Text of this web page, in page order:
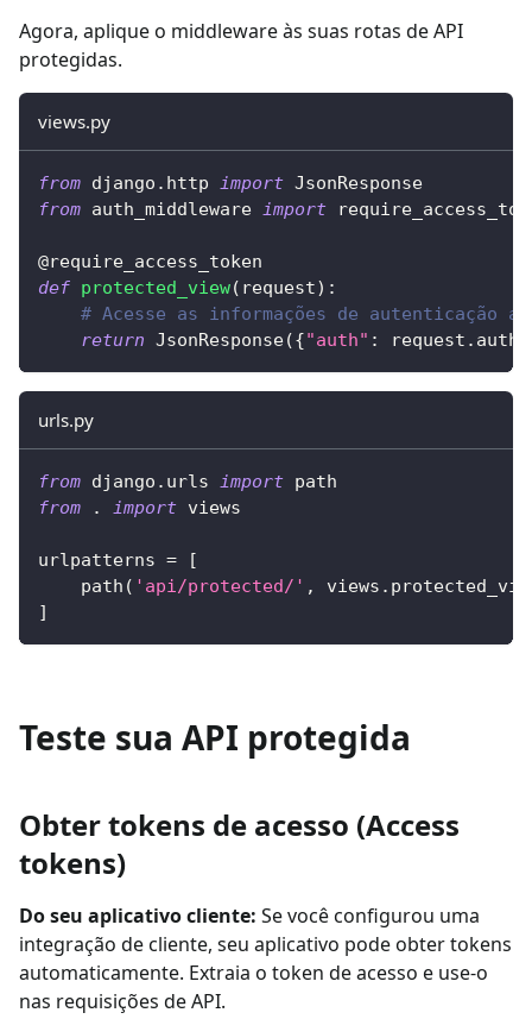
Agora, aplique o middleware às suas rotas de API
protegidas.
views.py
from django . http import JsonResponse
from auth_middleware import
@require_access_token
def protected_view( request) :
# Acesse as informações de autenticação
return JsonResponse({"auth" : request . auth
urls.py
from django . urls import path
from
. import views
urlpatterns =
[
    path
( 'api/protected/' , views .
]
Teste sua API protegida
Obter tokens de acesso (Access
tokens)
Do seu aplicativo cliente: Se você configurou uma
integração de cliente, seu aplicativo pode obter tokens
automaticamente. Extraia o token de acesso e use-o
nas requisições de API.